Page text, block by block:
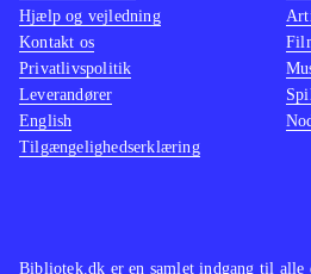
Bibliotek.dk er en samlet indgang til alle
Hjælp og vejledning
Kontakt os
Privatlivspolitik
Leverandører
English
Tilgængelighedserklæring